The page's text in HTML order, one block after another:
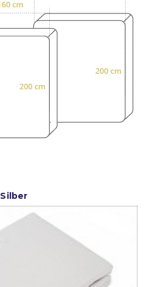
Silber